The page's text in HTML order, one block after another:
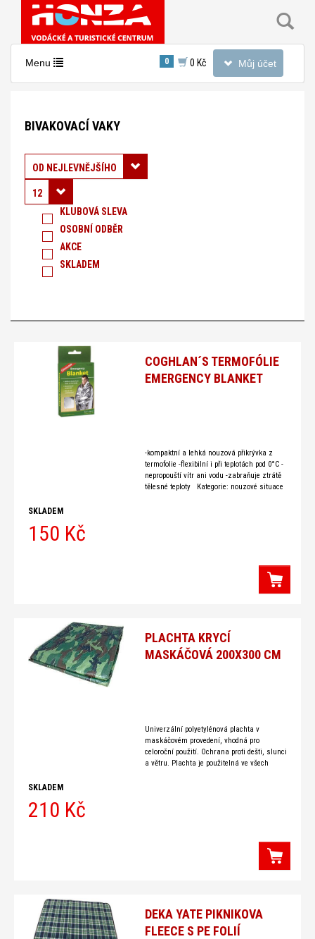
Toggle
navigation
Můj účet
Toggle
Menu 0 0 Kč
Bivakovací
vaky
BIVAKOVACÍ VAKY
Řadit podle:
OD NEJLEVNĚJŠÍHO
12
KLUBOVÁ SLEVA
OSOBNÍ ODBĚR
AKCE
SKLADEM
COGHLAN´S TERMOFÓLIE
EMERGENCY BLANKET
-kompaktní a lehká nouzová přikrývka z
termofolie -flexibilní i při teplotách pod 0°C -
nepropouští vítr ani vodu -zabraňuje ztrátě
tělesné teploty Kategorie: nouzové situace
SKLADEM
150 Kč
PLACHTA KRYCÍ
MASKÁČOVÁ 200X300 CM
Univerzální polyetylénová plachta v
maskáčovém provedení, vhodná pro
celoroční použití. Ochrana proti dešti, slunci
a větru. Plachta je použitelná ve všech
SKLADEM
210 Kč
DEKA YATE PIKNIKOVA
FLEECE S PE FOLIÍ